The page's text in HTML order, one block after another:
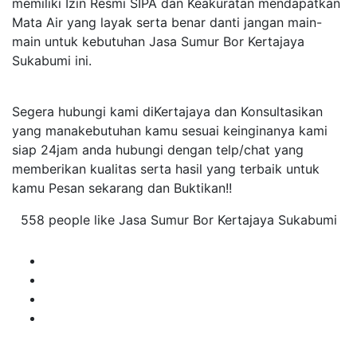
memiliki Izin Resmi SIPA dan Keakuratan mendapatkan
Mata Air yang layak serta benar danti jangan main-
main untuk kebutuhan Jasa Sumur Bor Kertajaya
Sukabumi ini.
Segera hubungi kami diKertajaya dan Konsultasikan
yang manakebutuhan kamu sesuai keinginanya kami
siap 24jam anda hubungi dengan telp/chat yang
memberikan kualitas serta hasil yang terbaik untuk
kamu Pesan sekarang dan Buktikan!!
558 people like Jasa Sumur Bor Kertajaya Sukabumi